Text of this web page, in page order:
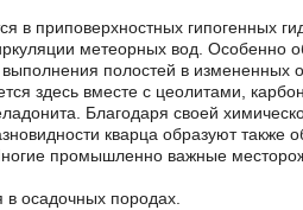
в приповерхностных гипогенных
метеорных вод. Особенно
выполнения полостей в измененных
здесь вместе с цеолитами,
Благодаря своей
кварца образуют также
промышленно важные
в осадочных породах.